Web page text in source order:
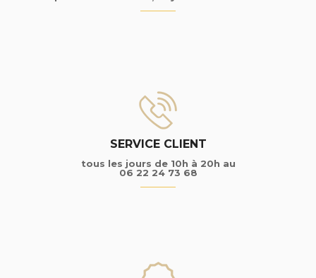
SERVICE CLIENT
tous les jours de 10h à 20h au
06 22 24 73 68